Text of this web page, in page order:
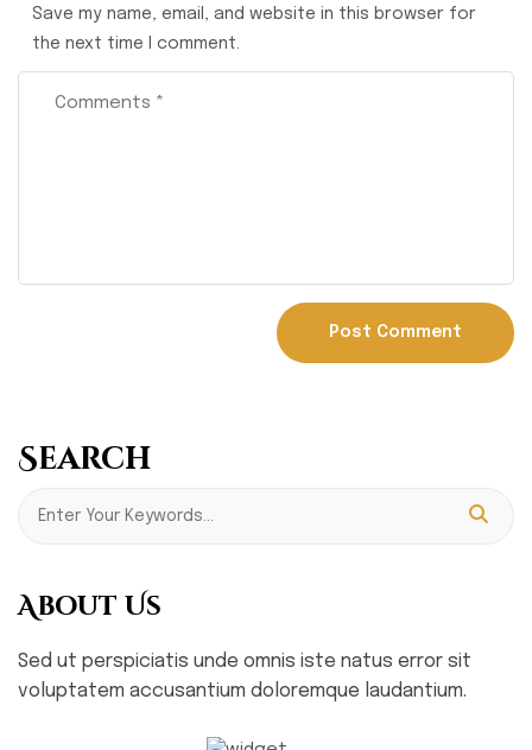
Save my name, email, and website in this browser for
the next time I comment.
Search
About Us
Sed ut perspiciatis unde omnis iste natus error sit
voluptatem accusantium doloremque laudantium.